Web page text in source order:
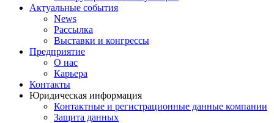
Актуальные события
News
Рассылка
Выставки и конгрессы
Предприятие
О нас
Карьера
Контакты
Юридическая информация
Контактные и регистрационные данные компании
Защита данных